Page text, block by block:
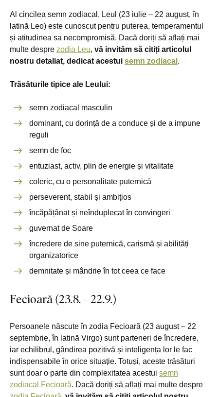
Al cincilea semn zodiacal, Leul (23 iulie – 22 august, în
latină Leo) este cunoscut pentru puterea, temperamentul
și atitudinea sa necompromisă. Dacă doriți să aflați mai
multe despre zodia Leu, vă invităm să citiți articolul
nostru detaliat, dedicat acestui semn zodiacal .
Trăsăturile tipice ale Leului:
semn zodiacal masculin
dominant, cu dorință de a conduce și de a impune
reguli
semn de foc
entuziast, activ, plin de energie și vitalitate
coleric, cu o personalitate puternică
perseverent, stabil și ambițios
încăpățânat și neînduplecat în convingeri
guvernat de Soare
încredere de sine puternică, carismă și abilități
organizatorice
demnitate și mândrie în tot ceea ce face
Fecioară (23.8. - 22.9.)
Persoanele născute în zodia Fecioară (23 august – 22
septembrie, în latină Virgo) sunt parteneri de încredere,
iar echilibrul, gândirea pozitivă și inteligența lor le fac
indispensabile în orice situație. Totuși, aceste trăsături
sunt doar o parte din complexitatea acestui semn
zodiacal Fecioară. Dacă doriți să aflați mai multe despre